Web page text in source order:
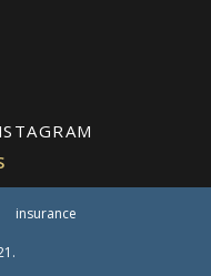
insurance